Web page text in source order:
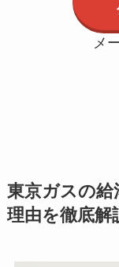
メ
東京ガスの給
理由を徹底解